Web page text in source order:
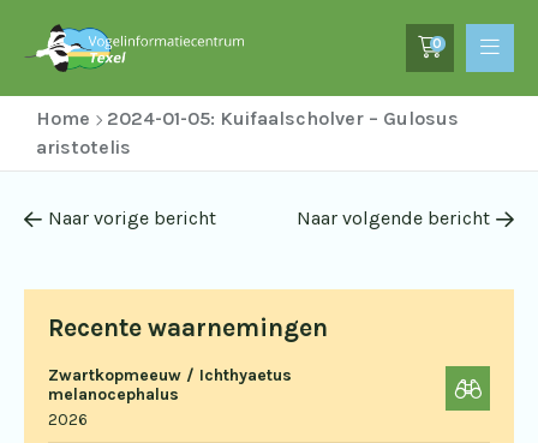
0
Home
2024-01-05: Kuifaalscholver – Gulosus
aristotelis
Recente waarnemingen
Zwartkopmeeuw / Ichthyaetus
melanocephalus
2026
Naar vorige bericht Naar volgende bericht